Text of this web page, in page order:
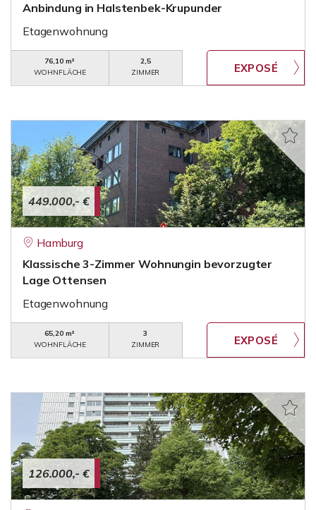
Anbindung in Halstenbek-Krupunder
Etagenwohnung
76,10 m²
WOHNFLÄCHE
2,5
ZIMMER
449.000,- €
Hamburg
Klassische 3-Zimmer Wohnungin bevorzugter
Lage Ottensen
Etagenwohnung
65,20 m²
WOHNFLÄCHE
3
ZIMMER
126.000,- €